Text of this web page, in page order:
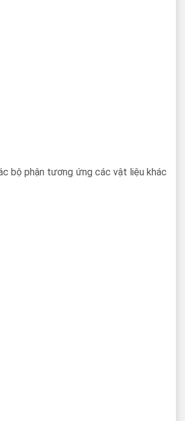
bộ phận tương ứng các vật liệu khác